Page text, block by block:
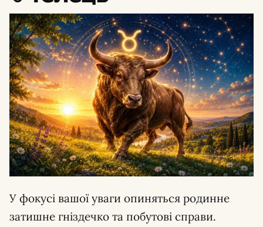
У фокусі вашої уваги опиняться родинне
затишне гніздечко та побутові справи.